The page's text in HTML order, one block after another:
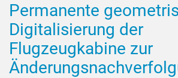
Permanente
Digitalisierung der
Flugzeugkabine zur